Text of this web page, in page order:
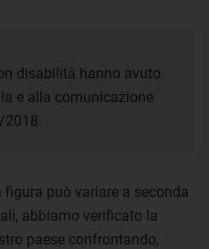
disabilità hanno avuto
e alla comunicazione
può variare a seconda
abbiamo verificato la
paese confrontando,